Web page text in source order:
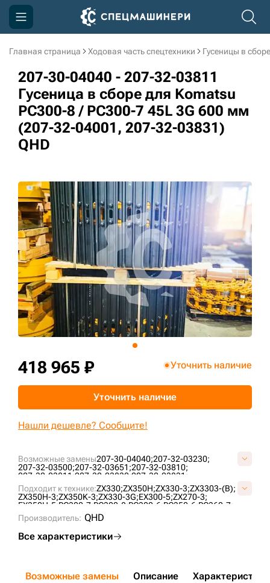
Главная страница Ходовая часть спецтехники Гусеницы в сборе
207-30-04040 - 207-32-03811
Гусеница в сборе для Komatsu
PC300-8 / PC300-7 45L 3G 600 мм
(207-32-04001, 207-32-03831)
QHD
Возможные замены207-30-04040;207-32-03230;
207-32-03500;207-32-03651;207-32-03810;
207-32-03811;207-32-03830;207-32-03831;
207-32-04001;
9156480;9156480-1; 9156480-C;
9156480-I;9248208;KM2232C/45/600;
Подходит к технике:ZX330;ZX350H;ZX330-3;ZX3303-(B);
ZX350H-3;ZX350K-3;ZX330-3G;EX300-5;ZX270-3;
EX350H-5;PC300-7;PC300-8;PC300-6;PC350-6;PC360-7;
ZX270;
ZX330-5G;
ZX360H-3G;
Производитель: QHD
Все характеристики
418 965 ₽ Уточнить наличие
Уточнить наличие
Нашли дешевле? Сообщите!
Возможные замены Описание Характеристики
Компания
Акции
Доставка и оплата
Информация
3D тур по производству
3D тур по складам
sksale@skdst.ru
+7 (499) 394-50-93